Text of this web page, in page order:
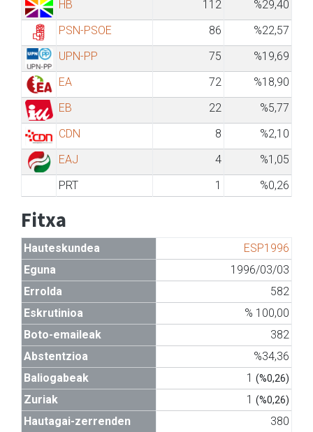
HB
112
%29,40
PSN-PSOE
86
%22,57
UPN-PP
75
%19,69
EA
72
%18,90
EB
22
%5,77
CDN
8
%2,10
EAJ
4
%1,05
PRT
1 %0,26
Fitxa
Hauteskundea
ESP1996
Eguna
1996/03/03
Errolda
582
Eskrutinioa
% 100,00
Boto-emaileak
382
Abstentzioa
%34,36
Baliogabeak
1 (%0,26)
Zuriak 1 (%0,26)
Hautagai-zerrenden
380